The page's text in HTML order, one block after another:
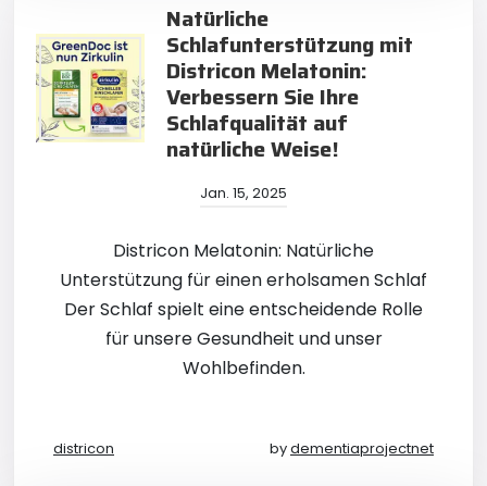
Natürliche
Schlafunterstützung mit
Districon Melatonin:
Verbessern Sie Ihre
Schlafqualität auf
natürliche Weise!
Jan. 15, 2025
Districon Melatonin: Natürliche
Unterstützung für einen erholsamen Schlaf
Der Schlaf spielt eine entscheidende Rolle
für unsere Gesundheit und unser
Wohlbefinden.
districon bydementiaprojectnet